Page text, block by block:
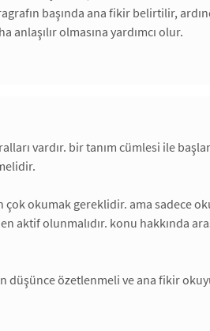
başında ana fikir belirtilir,
anlaşılır olmasına yardımcı olur.
vardır. bir tanım cümlesi ile
çok okumak gereklidir. ama sadece
aktif olunmalıdır. konu hakkında
düşünce özetlenmeli ve ana fikir